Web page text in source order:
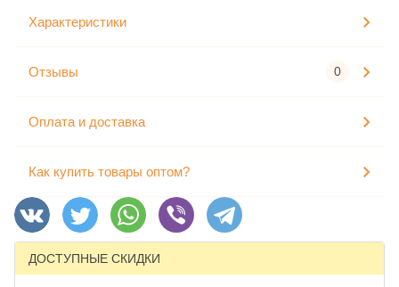
Характеристики
Отзывы 0
Оплата и доставка
Как купить товары оптом?
ДОСТУПНЫЕ СКИДКИ